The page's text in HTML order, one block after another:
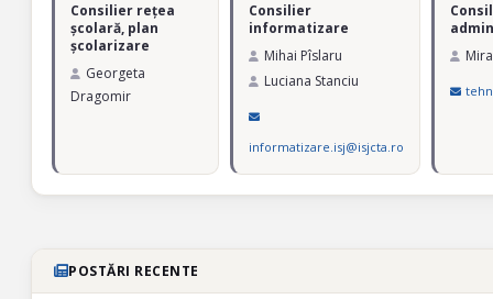
Consilier rețea
școlară, plan
școlarizare
Georgeta
Dragomir
Consilier
informatizare
Mihai Pîslaru
Luciana Stanciu
informatizare.isj@isjcta.ro
POSTĂRI RECENTE